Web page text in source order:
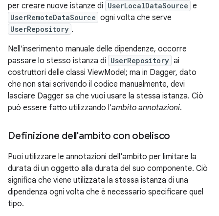
per creare nuove istanze di UserLocalDataSource e
UserRemoteDataSource ogni volta che serve
UserRepository .
Nell'inserimento manuale delle dipendenze, occorre
passare lo stesso istanza di UserRepository ai
costruttori delle classi ViewModel; ma in Dagger, dato
che non stai scrivendo il codice manualmente, devi
lasciare Dagger sa che vuoi usare la stessa istanza. Ciò
può essere fatto utilizzando l'ambito annotazioni.
Definizione dell'ambito con obelisco
Puoi utilizzare le annotazioni dell'ambito per limitare la
durata di un oggetto alla durata del suo componente. Ciò
significa che viene utilizzata la stessa istanza di una
dipendenza ogni volta che è necessario specificare quel
tipo.